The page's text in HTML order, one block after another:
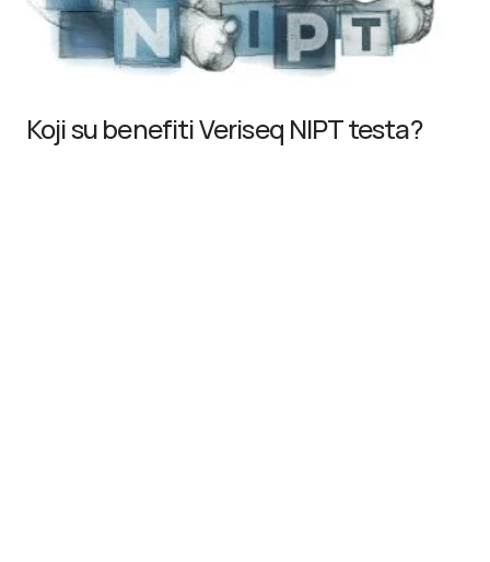
Koji su benefiti Veriseq NIPT testa?